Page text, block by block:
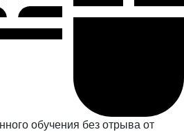
обучения без отрыва от